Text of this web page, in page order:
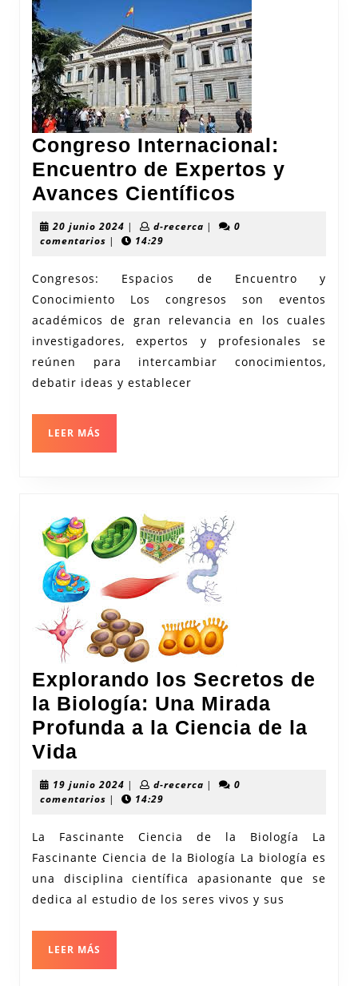
Congreso Internacional:
Encuentro de Expertos y
Avances Científicos
Expertos
y
Avances
Científicos
20 junio 2024 20
junio
| d-recercad-|
0
comentarios | 14:29
Congresos: Espacios de Encuentro y
Conocimiento Los congresos son eventos
académicos de gran relevancia en los cuales
investigadores, expertos y profesionales se
reúnen para intercambiar conocimientos,
debatir ideas y establecer
LEER MÁS
Explorando los Secretos de
la Biología: Una Mirada
Profunda a la Ciencia de la
Vida
Secretos
la
Biología:
Una
Profunda
a
19 junio 2024 19
junio
| d-recercad-|
0
comentarios | 14:29
La Fascinante Ciencia de la Biología La
Fascinante Ciencia de la Biología La biología es
una disciplina científica apasionante que se
dedica al estudio de los seres vivos y sus
LEER MÁS